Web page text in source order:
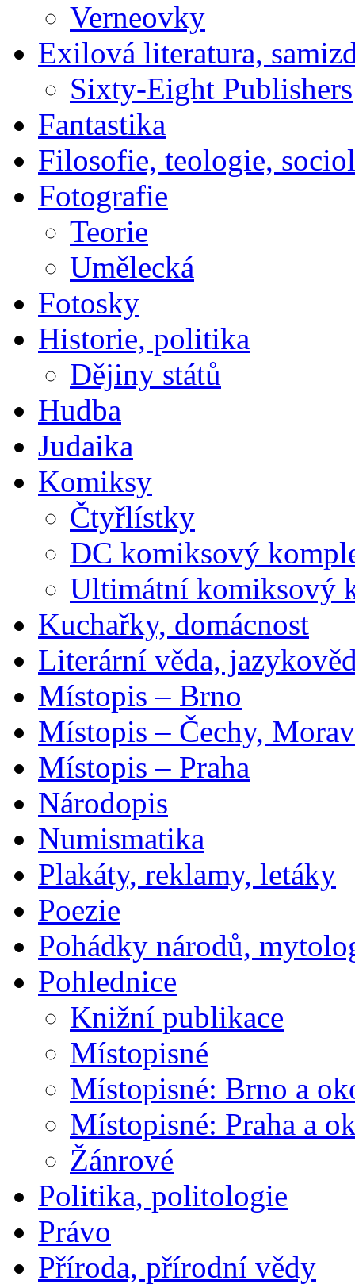
Verneovky
Exilová literatura,
Sixty-Eight Publishers
Fantastika
Filosofie, teologie,
Fotografie
Teorie
Umělecká
Fotosky
Historie, politika
Dějiny států
Hudba
Judaika
Komiksy
Čtyřlístky
DC komiksový
Ultimátní komiksový
Kuchařky, domácnost
Literární věda,
Místopis – Brno
Místopis – Čechy,
Místopis – Praha
Národopis
Numismatika
Plakáty, reklamy, letáky
Poezie
Pohádky národů,
Pohlednice
Knižní publikace
Místopisné
Místopisné: Brno a
Místopisné: Praha a
Žánrové
Politika, politologie
Právo
Příroda, přírodní vědy